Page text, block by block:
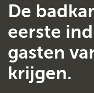
De
eerste
gasten
krijgen.